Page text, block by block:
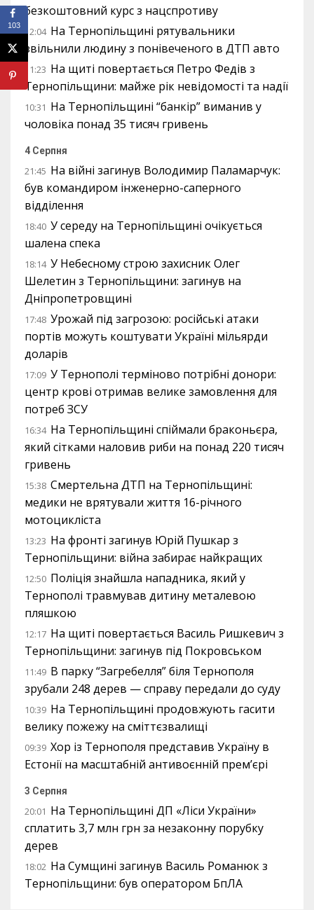
безкоштовний курс з нацспротиву
12:04 На Тернопільщині рятувальники
звільнили людину з понівеченого в ДТП авто
11:23 На щиті повертається Петро Федів з
Тернопільщини: майже рік невідомості та надії
10:31 На Тернопільщині “банкір” виманив у
чоловіка понад 35 тисяч гривень
4 Серпня
21:45 На війні загинув Володимир Паламарчук:
був командиром інженерно-саперного
відділення
18:40 У середу на Тернопільщині очікується
шалена спека
18:14 У Небесному строю захисник Олег
Шелетин з Тернопільщини: загинув на
Дніпропетровщині
17:48 Урожай під загрозою: російські атаки
портів можуть коштувати Україні мільярди
доларів
17:09 У Тернополі терміново потрібні донори:
центр крові отримав велике замовлення для
потреб ЗСУ
16:34 На Тернопільщині спіймали браконьєра,
який сітками наловив риби на понад 220 тисяч
гривень
15:38 Смертельна ДТП на Тернопільщині:
медики не врятували життя 16-річного
мотоцикліста
13:23 На фронті загинув Юрій Пушкар з
Тернопільщини: війна забирає найкращих
12:50 Поліція знайшла нападника, який у
Тернополі травмував дитину металевою
пляшкою
12:17 На щиті повертається Василь Ришкевич з
Тернопільщини: загинув під Покровськом
11:49 В парку “Загребелля” біля Тернополя
зрубали 248 дерев — справу передали до суду
10:39 На Тернопільщині продовжують гасити
велику пожежу на сміттєзвалищі
09:39 Хор із Тернополя представив Україну в
Естонії на масштабній антивоєнній прем’єрі
3 Серпня
20:01 На Тернопільщині ДП «Ліси України»
сплатить 3,7 млн грн за незаконну порубку
дерев
18:02 На Сумщині загинув Василь Романюк з
Тернопільщини: був оператором БпЛА
103